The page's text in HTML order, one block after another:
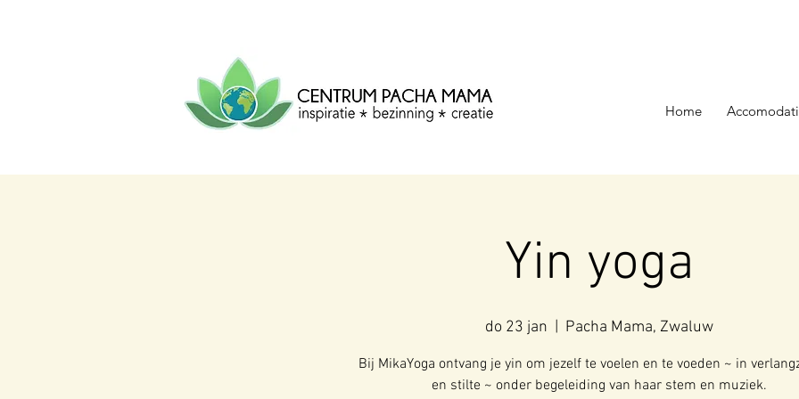
CENTRUM
PACHA
MAMA Centrum voor inspiratie, bezinning &
creatie.
Home
Yin yoga
do 23 jan Pacha Mama, Zwaluw
Bij MikaYoga ontvang je yin om jezelf te voelen en te voeden ~ in
en stilte ~ onder begeleiding van haar stem en muziek.